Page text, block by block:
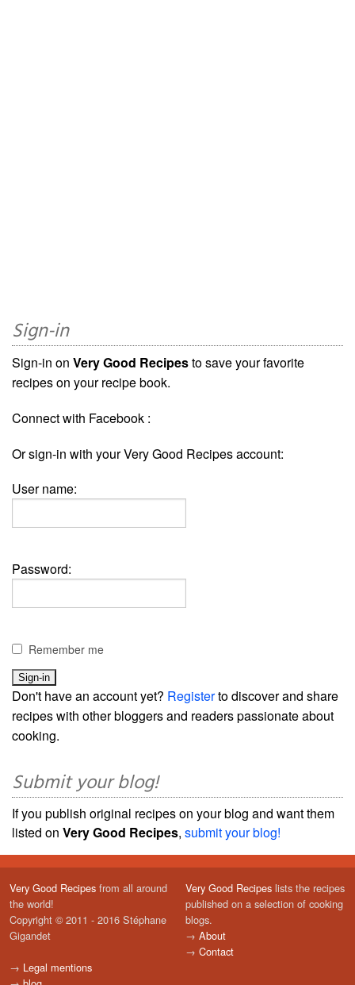
Sign-in
Sign-in on Very Good Recipesto save your favorite
recipes on your recipe book.
Connect with Facebook :
Or sign-in with your Very Good Recipes account:
User name:
Password:
Remember me
Don't have an account yet? Registerto discover and share
recipes with other bloggers and readers passionate about
cooking.
Submit your blog!
If you publish original recipes on your blog and want them
listed on Very Good Recipes, submit your blog!
Very Good Recipes from all around
the world!
Copyright © 2011 - 2016 Stéphane
Gigandet
→ Legal mentions
Very Good Recipes lists the recipes
published on a selection of cooking
blogs.
→ About
→ Contact